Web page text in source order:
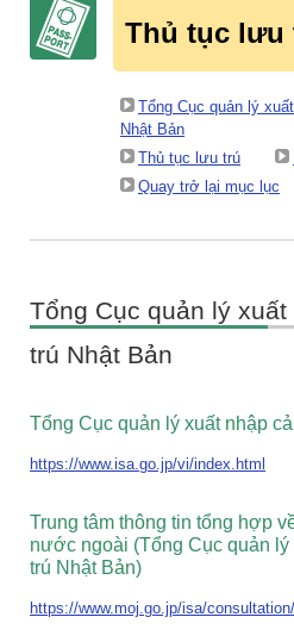
Thủ tục lưu
Tổng Cục quản lý
Nhật Bản
Thủ tục lưu trú
Quay trở lại mục lục
Tổng Cục quản lý
trú Nhật Bản
Tổng Cục quản lý xuất nhập
https://www.isa.go.jp/vi/index.html
Trung tâm thông tin tổng hợp
nước ngoài (Tổng Cục quản
trú Nhật Bản)
https://www.moj.go.jp/isa/